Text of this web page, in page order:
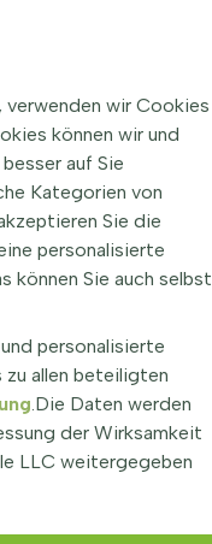
verwenden wir Cookies
können wir und
auf Sie
Kategorien von
Sie die
personalisierte
können Sie auch selbst
personalisierte
allen beteiligten
.Die Daten werden
der Wirksamkeit
LLC weitergegeben